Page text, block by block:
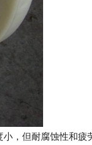
但耐腐蚀性和疲